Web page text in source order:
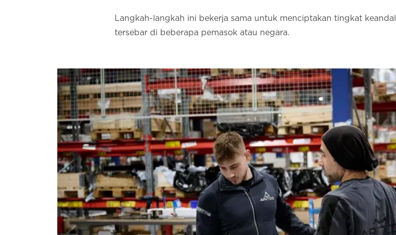
Langkah-langkah ini bekerja sama untuk menciptakan tingkat
tersebar di beberapa pemasok atau negara.